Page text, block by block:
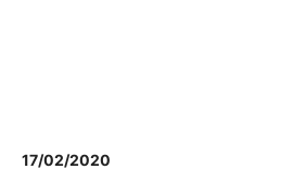
17/02/2020